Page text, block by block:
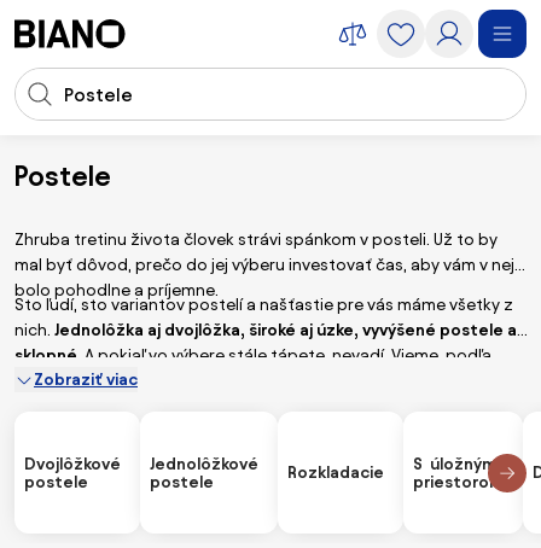
Vstup pre vyhľadávanie
Postele
Nábytok Postele
Zhruba tretinu života človek strávi spánkom v posteli. Už to by
mal byť dôvod, prečo do jej výberu investovať čas, aby vám v nej
bolo pohodlne a príjemne.
Sto ľudí, sto variantov postelí a našťastie pre vás máme všetky z
nich. Jednolôžka aj dvojlôžka, široké aj úzke, vyvýšené postele aj
sklopné . A pokiaľ vo výbere stále tápete, nevadí. Vieme, podľa
čoho si vybrať tú najdokonalejšiu posteľ pre vás aj váš chrbát.
Zobraziť viac
Dvojlôžkové
postele
Jednolôžkové
postele
Rozkladacie
S úložným
priestorom